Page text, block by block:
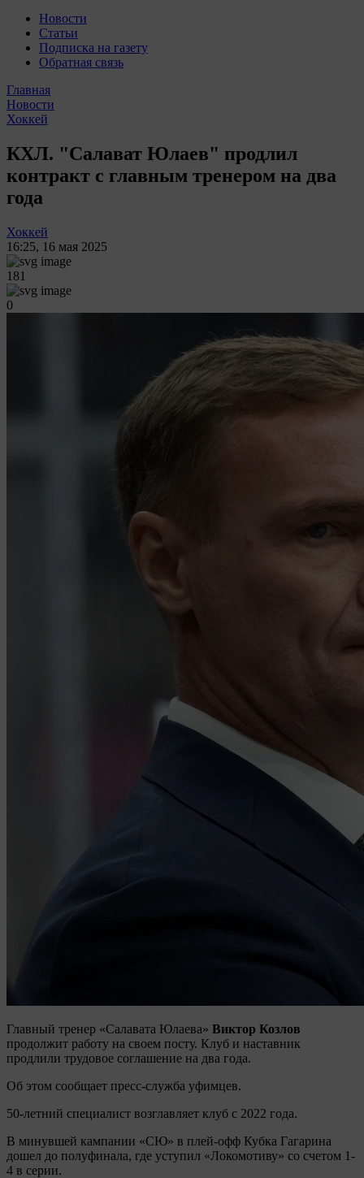
Новости
Статьи
Подписка на газету
Обратная связь
Главная
Новости
Хоккей
КХЛ. "Салават Юлаев" продлил
контракт с главным тренером на два
года
Хоккей
16:25, 16 мая 2025
181
0
Главный тренер «Салавата Юлаева» Виктор Козлов
продолжит работу на своем посту. Клуб и наставник
продлили трудовое соглашение на два года.
Об этом сообщает пресс-служба уфимцев.
50-летний специалист возглавляет клуб с 2022 года.
В минувшей кампании «СЮ» в плей-офф Кубка Гагарина
дошел до полуфинала, где уступил «Локомотиву» со счетом 1-
4 в серии.